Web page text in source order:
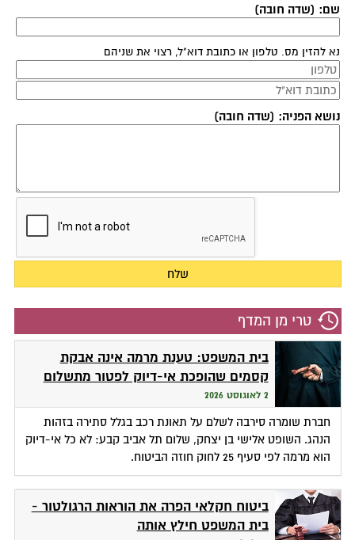
שם: (שדה חובה)
נא להזין מס. טלפון או כתובת דוא"ל, רצוי את שניהם
נושא הפניה: (שדה חובה)
טרי מן המדף
בית המשפט: טענת מרמה אינה אבקת
קסמים שהופכת אי-דיוק לפטור מתשלום
2 לאוגוסט 2026
חברת שומרה סירבה לשלם על תאונת רכב בגלל סתירה בזהות
הנהג. השופט אלישי בן יצחק, שלום תל אביב קבע: לא כל אי-דיוק
הוא מרמה לפי סעיף 25 לחוק חוזה הביטוח.
ביטוח חקלאי הפרה את הוראות הרגולטור -
בית המשפט חילץ אותה